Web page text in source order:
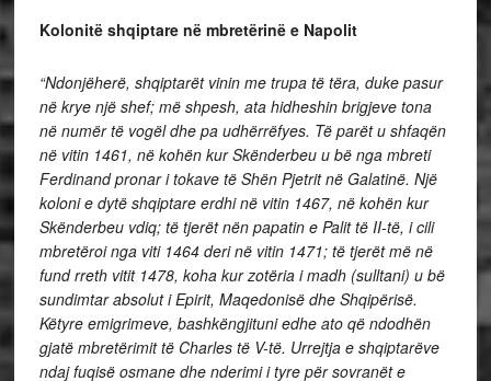
Kolonitë shqiptare në mbretërinë e Napolit
“Ndonjëherë, shqiptarët vinin me trupa të tëra, duke pasur
në krye një shef; më shpesh, ata hidheshin brigjeve tona
në numër të vogël dhe pa udhërrëfyes. Të parët u shfaqën
në vitin 1461, në kohën kur Skënderbeu u bë nga mbreti
Ferdinand pronar i tokave të Shën Pjetrit në Galatinë. Një
koloni e dytë shqiptare erdhi në vitin 1467, në kohën kur
Skënderbeu vdiq; të tjerët nën papatin e Palit të II-të, i cili
mbretëroi nga viti 1464 deri në vitin 1471; të tjerët më në
fund rreth vitit 1478, koha kur zotëria i madh (sulltani) u bë
sundimtar absolut i Epirit, Maqedonisë dhe Shqipërisë.
Këtyre emigrimeve, bashkëngjituni edhe ato që ndodhën
gjatë mbretërimit të Charles të V-të. Urrejtja e shqiptarëve
ndaj fuqisë osmane dhe nderimi i tyre për sovranët e